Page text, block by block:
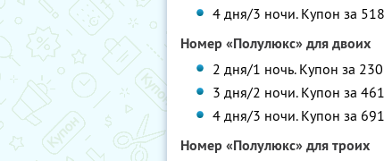
4 дня/3 ночи. Купон за
Номер «Полулюкс» для двоих
2 дня/1 ночь. Купон за
3 дня/2 ночи. Купон за
4 дня/3 ночи. Купон за
Номер «Полулюкс» для троих